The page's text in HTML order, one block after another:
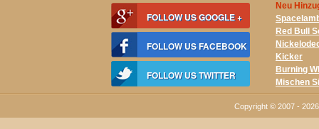
FOLLOW US GOOGLE +
FOLLOW US FACEBOOK
FOLLOW US TWITTER
Neu
Red Bull
Kicker
Burning
Mischen
Copyright © 2007 -